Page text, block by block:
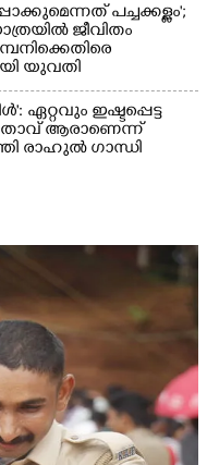
പച്ചക്കള്ളം';
ജീവിതം
യുവതി
ഏറ്റവും ഇഷ്ടപ്പെട്ട
ആരാണെന്ന്
രാഹുൽ ഗാന്ധി